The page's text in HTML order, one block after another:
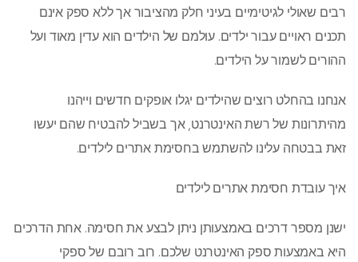
רבים שאולי לגיטימיים בעיני חלק מהציבור אך ללא ספק אינם
תכנים ראויים עבור ילדים. עולמם של הילדים הוא עדין מאוד ועל
ההורים לשמור על הילדים.
אנחנו בהחלט רוצים שהילדים יגלו אופקים חדשים וייהנו
מהיתרונות של רשת האינטרנט, אך בשביל להבטיח שהם יעשו
זאת בבטחה עלינו להשתמש בחסימת אתרים לילדים.
איך עובדת חסימת אתרים לילדים
ישנן מספר דרכים באמצעותן ניתן לבצע את חסימה. אחת הדרכים
היא באמצעות ספק האינטרנט שלכם. רוב רובם של ספקי